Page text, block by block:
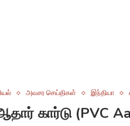
அவசர செய்திகள் இந்தியா
ஆதார் கார்டு (PVC